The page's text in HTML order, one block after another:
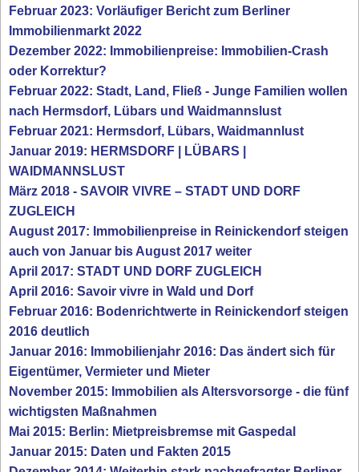
Februar 2023: Vorläufiger Bericht zum Berliner
Immobilienmarkt 2022
Dezember 2022: Immobilienpreise: Immobilien-Crash
oder Korrektur?
Februar 2022: Stadt, Land, Fließ - Junge Familien wollen
nach Hermsdorf, Lübars und Waidmannslust
Februar 2021: Hermsdorf, Lübars, Waidmannlust
Januar 2019: HERMSDORF | LÜBARS |
WAIDMANNSLUST
März 2018 - SAVOIR VIVRE – STADT UND DORF
ZUGLEICH
August 2017: Immobilienpreise in Reinickendorf steigen
auch von Januar bis August 2017 weiter
April 2017: STADT UND DORF ZUGLEICH
April 2016: Savoir vivre in Wald und Dorf
Februar 2016: Bodenrichtwerte in Reinickendorf steigen
2016 deutlich
Januar 2016: Immobilienjahr 2016: Das ändert sich für
Eigentümer, Vermieter und Mieter
November 2015: Immobilien als Altersvorsorge - die fünf
wichtigsten Maßnahmen
Mai 2015: Berlin: Mietpreisbremse mit Gaspedal
Januar 2015: Daten und Fakten 2015